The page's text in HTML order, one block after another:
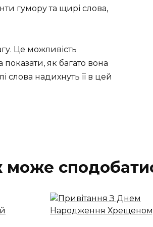
гумору та щирі слова,
Це можливість
як багато вона
слова надихнуть її в цей
може